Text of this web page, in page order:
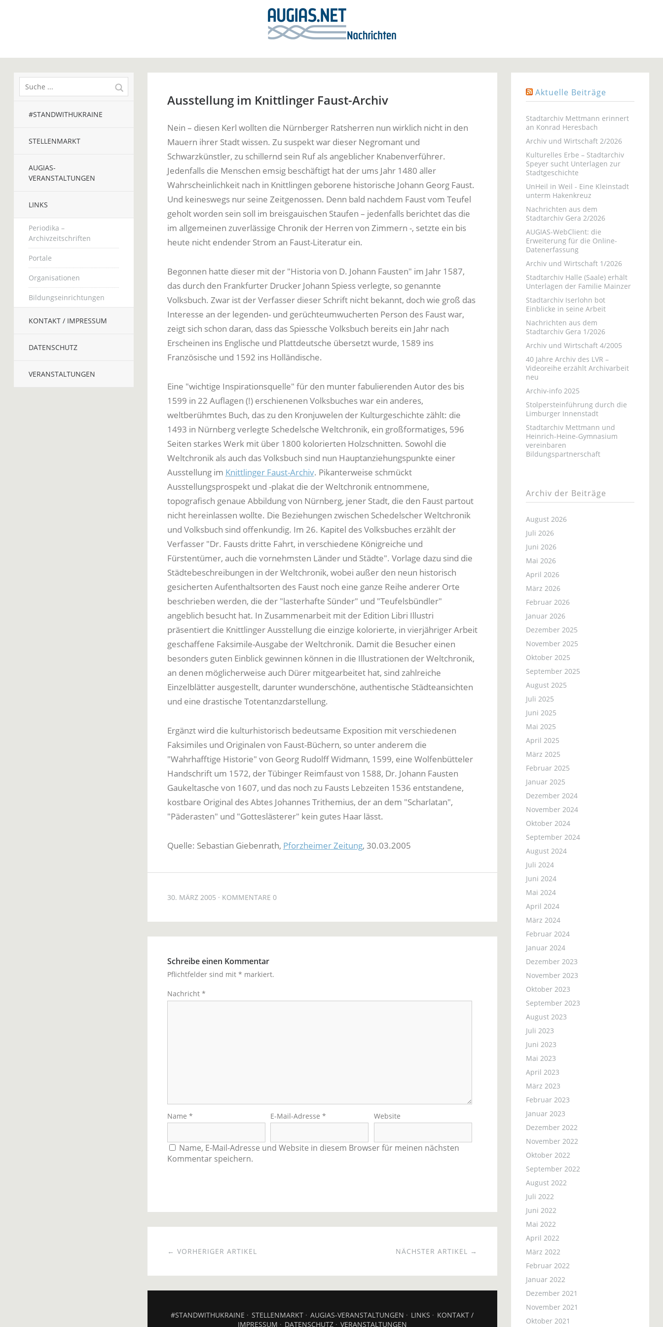
#STANDWITHUKRAINE
STELLENMARKT
AUGIAS-
VERANSTALTUNGEN
LINKS
Periodika –
Archivzeitschriften
Portale
Organisationen
Bildungseinrichtungen
KONTAKT / IMPRESSUM
DATENSCHUTZ
VERANSTALTUNGEN
Ausstellung im Knittlinger Faust-Archiv
Nein – diesen Kerl wollten die Nürnberger Ratsherren nun wirklich nicht in den
Mauern ihrer Stadt wissen. Zu suspekt war dieser Negromant und
Schwarzkünstler, zu schillernd sein Ruf als angeblicher Knabenverführer.
Jedenfalls die Menschen emsig beschäftigt hat der ums Jahr 1480 aller
Wahrscheinlichkeit nach in Knittlingen geborene historische Johann Georg Faust.
Und keineswegs nur seine Zeitgenossen. Denn bald nachdem Faust vom Teufel
geholt worden sein soll im breisgauischen Staufen – jedenfalls berichtet das die
im allgemeinen zuverlässige Chronik der Herren von Zimmern -, setzte ein bis
heute nicht endender Strom an Faust-Literatur ein.
Begonnen hatte dieser mit der "Historia von D. Johann Fausten" im Jahr 1587,
das durch den Frankfurter Drucker Johann Spiess verlegte, so genannte
Volksbuch. Zwar ist der Verfasser dieser Schrift nicht bekannt, doch wie groß das
Interesse an der legenden- und gerüchteumwucherten Person des Faust war,
zeigt sich schon daran, dass das Spiessche Volksbuch bereits ein Jahr nach
Erscheinen ins Englische und Plattdeutsche übersetzt wurde, 1589 ins
Französische und 1592 ins Holländische.
Eine "wichtige Inspirationsquelle" für den munter fabulierenden Autor des bis
1599 in 22 Auflagen (!) erschienenen Volksbuches war ein anderes,
weltberühmtes Buch, das zu den Kronjuwelen der Kulturgeschichte zählt: die
1493 in Nürnberg verlegte Schedelsche Weltchronik, ein großformatiges, 596
Seiten starkes Werk mit über 1800 kolorierten Holzschnitten. Sowohl die
Weltchronik als auch das Volksbuch sind nun Hauptanziehungspunkte einer
Ausstellung im Knittlinger Faust-Archiv. Pikanterweise schmückt
Ausstellungsprospekt und -plakat die der Weltchronik entnommene,
topografisch genaue Abbildung von Nürnberg, jener Stadt, die den Faust partout
nicht hereinlassen wollte. Die Beziehungen zwischen Schedelscher Weltchronik
und Volksbuch sind offenkundig. Im 26. Kapitel des Volksbuches erzählt der
Verfasser "Dr. Fausts dritte Fahrt, in verschiedene Königreiche und
Fürstentümer, auch die vornehmsten Länder und Städte". Vorlage dazu sind die
Städtebeschreibungen in der Weltchronik, wobei außer den neun historisch
gesicherten Aufenthaltsorten des Faust noch eine ganze Reihe anderer Orte
beschrieben werden, die der "lasterhafte Sünder" und "Teufelsbündler"
angeblich besucht hat. In Zusammenarbeit mit der Edition Libri Illustri
präsentiert die Knittlinger Ausstellung die einzige kolorierte, in vierjähriger Arbeit
geschaffene Faksimile-Ausgabe der Weltchronik. Damit die Besucher einen
besonders guten Einblick gewinnen können in die Illustrationen der Weltchronik,
an denen möglicherweise auch Dürer mitgearbeitet hat, sind zahlreiche
Einzelblätter ausgestellt, darunter wunderschöne, authentische Städteansichten
und eine drastische Totentanzdarstellung.
Ergänzt wird die kulturhistorisch bedeutsame Exposition mit verschiedenen
Faksimiles und Originalen von Faust-Büchern, so unter anderem die
"Wahrhafftige Historie" von Georg Rudolff Widmann, 1599, eine Wolfenbütteler
Handschrift um 1572, der Tübinger Reimfaust von 1588, Dr. Johann Fausten
Gaukeltasche von 1607, und das noch zu Fausts Lebzeiten 1536 entstandene,
kostbare Original des Abtes Johannes Trithemius, der an dem "Scharlatan",
"Päderasten" und "Gotteslästerer" kein gutes Haar lässt.
Quelle: Sebastian Giebenrath, Pforzheimer Zeitung, 30.03.2005
30. MÄRZ 2005 KOMMENTARE 0
Schreibe einen Kommentar
Pflichtfelder sind mit * markiert.
Nachricht *
Name * E-Mail-Adresse* Website
Name, E-Mail-Adresse und Website in diesem Browser für meinen nächsten
Kommentar speichern.
NÄCHSTER ARTIKEL →
← VORHERIGER ARTIKEL
#STANDWITHUKRAINE STELLENMARKT AUGIAS-VERANSTALTUNGEN LINKS
KONTAKT /
IMPRESSUM
DATENSCHUTZ
VERANSTALTUNGEN
Aktuelle Beiträge
Stadtarchiv Mettmann erinnert
an Konrad Heresbach
Archiv und Wirtschaft 2/2026
Kulturelles Erbe – Stadtarchiv
Speyer sucht Unterlagen zur
Stadtgeschichte
UnHeil in Weil - Eine Kleinstadt
unterm Hakenkreuz
Nachrichten aus dem
Stadtarchiv Gera 2/2026
AUGIAS-WebClient: die
Erweiterung für die Online-
Datenerfassung
Archiv und Wirtschaft 1/2026
Stadtarchiv Halle (Saale) erhält
Unterlagen der Familie Mainzer
Stadtarchiv Iserlohn bot
Einblicke in seine Arbeit
Nachrichten aus dem
Stadtarchiv Gera 1/2026
Archiv und Wirtschaft 4/2005
40 Jahre Archiv des LVR –
Videoreihe erzählt Archivarbeit
neu
Archiv-info 2025
Stolpersteinführung durch die
Limburger Innenstadt
Stadtarchiv Mettmann und
Heinrich-Heine-Gymnasium
vereinbaren
Bildungspartnerschaft
Archiv der Beiträge
August 2026
Juli 2026
Juni 2026
Mai 2026
April 2026
März 2026
Februar 2026
Januar 2026
Dezember 2025
November 2025
Oktober 2025
September 2025
August 2025
Juli 2025
Juni 2025
Mai 2025
April 2025
März 2025
Februar 2025
Januar 2025
Dezember 2024
November 2024
Oktober 2024
September 2024
August 2024
Juli 2024
Juni 2024
Mai 2024
April 2024
März 2024
Februar 2024
Januar 2024
Dezember 2023
November 2023
Oktober 2023
September 2023
August 2023
Juli 2023
Juni 2023
Mai 2023
April 2023
März 2023
Februar 2023
Januar 2023
Dezember 2022
November 2022
Oktober 2022
September 2022
August 2022
Juli 2022
Juni 2022
Mai 2022
April 2022
März 2022
Februar 2022
Januar 2022
Dezember 2021
November 2021
Oktober 2021